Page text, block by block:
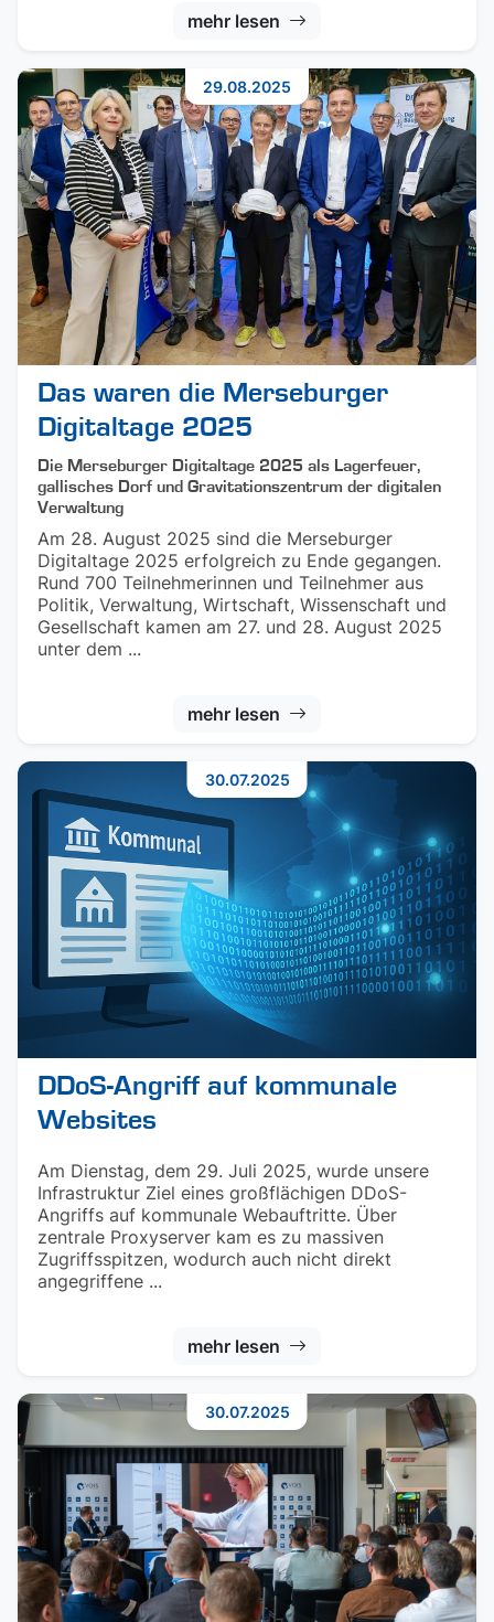
mehr lesen
Das waren die Merseburger
Digitaltage 2025
Die Merseburger Digitaltage 2025 als Lagerfeuer,
gallisches Dorf und Gravitationszentrum der digitalen
Verwaltung
Am 28. August 2025 sind die Merseburger
Digitaltage 2025 erfolgreich zu Ende gegangen.
Rund 700 Teilnehmerinnen und Teilnehmer aus
Politik, Verwaltung, Wirtschaft, Wissenschaft und
Gesellschaft kamen am 27. und 28. August 2025
unter dem ...
mehr lesen
29.08.2025
DDoS-Angriff auf kommunale
Websites
Am Dienstag, dem 29. Juli 2025, wurde unsere
Infrastruktur Ziel eines großflächigen DDoS-
Angriffs auf kommunale Webauftritte. Über
zentrale Proxyserver kam es zu massiven
Zugriffsspitzen, wodurch auch nicht direkt
angegriffene ...
mehr lesen
30.07.2025
30.07.2025